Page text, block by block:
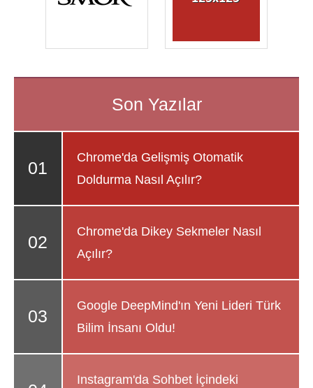
Chrome'da Gelişmiş Otomatik
Doldurma Nasıl Açılır?
Chrome'da Dikey Sekmeler Nasıl
Açılır?
Google DeepMind'ın Yeni Lideri Türk
Bilim İnsanı Oldu!
Instagram'da Sohbet İçindeki